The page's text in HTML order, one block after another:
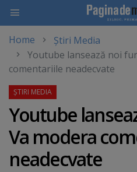
main
content
Home
Știri Media
Youtube lansează noi
comentariile neadecvate
Youtube
Va modera
neadecvate